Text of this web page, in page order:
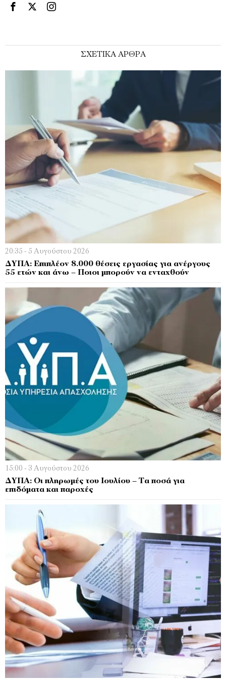
ΣΧΕΤΙΚΑ ΑΡΘΡΑ
20:35 - 5 Αυγούστου 2026
ΔΥΠΑ: Επιπλέον 8.000 θέσεις εργασίας για ανέργους
55 ετών και άνω – Ποιοι μπορούν να ενταχθούν
15:00 - 3 Αυγούστου 2026
ΔΥΠΑ: Οι πληρωμές του Ιουλίου – Τα ποσά για
επιδόματα και παροχές